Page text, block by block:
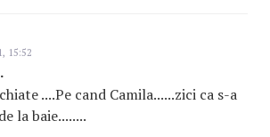
15:52
....Pe cand Camila......zici ca s-a
la baie........